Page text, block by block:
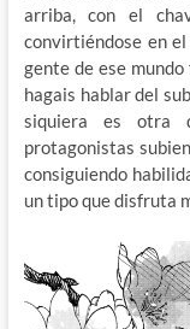
arriba, con el
convirtiéndose en
gente de ese
hagais hablar del
siquiera es otra
protagonistas
consiguiendo
un tipo que disfruta